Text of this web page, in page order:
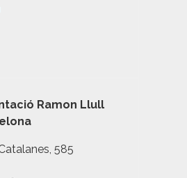
Ramon Llull
585